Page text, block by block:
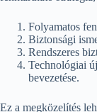
Folyamatos
Biztonsági
Rendszeres
Technológiai
bevezetése.
Ez a megközelítés